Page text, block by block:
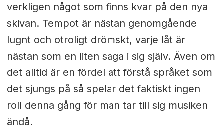
verkligen något som finns kvar på den nya
skivan. Tempot är nästan genomgående
lugnt och otroligt drömskt, varje låt är
nästan som en liten saga i sig själv. Även om
det alltid är en fördel att förstå språket som
det sjungs på så spelar det faktiskt ingen
roll denna gång för man tar till sig musiken
ändå.